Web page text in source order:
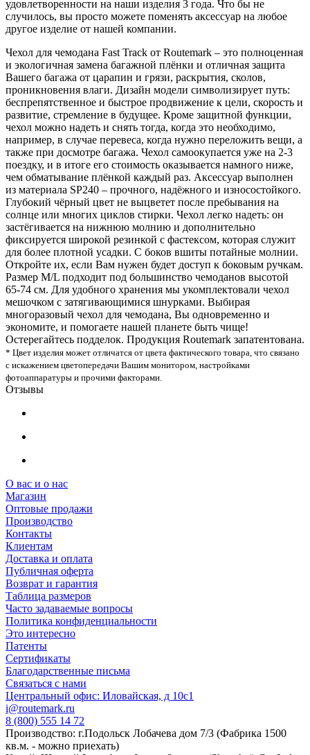
удовлетворенности на наши изделия 3 года. Что бы не
случилось, вы просто можете поменять аксессуар на любое
другое изделие от нашей компании.
Чехол для чемодана Fast Track от Routemark – это полноценная
и экологичная замена багажной плёнки и отличная защита
Вашего багажа от царапин и грязи, раскрытия, сколов,
проникновения влаги. Дизайн модели символизирует путь:
беспрепятственное и быстрое продвижение к цели, скорость и
развитие, стремление в будущее. Кроме защитной функции,
чехол можно надеть и снять тогда, когда это необходимо,
например, в случае перевеса, когда нужно переложить вещи, а
также при досмотре багажа. Чехол самоокупается уже на 2-3
поездку, и в итоге его стоимость оказывается намного ниже,
чем обматывание плёнкой каждый раз. Аксессуар выполнен
из материала SP240 – прочного, надёжного и износостойкого.
Глубокий чёрный цвет не выцветет после пребывания на
солнце или многих циклов стирки. Чехол легко надеть: он
застёгивается на нижнюю молнию и дополнительно
фиксируется широкой резинкой с фастексом, которая служит
для более плотной усадки. С боков вшиты потайные молнии.
Откройте их, если Вам нужен будет доступ к боковым ручкам.
Размер M/L подходит под большинство чемоданов высотой
65-74 см. Для удобного хранения мы укомплектовали чехол
мешочком с затягивающимися шнурками. Выбирая
многоразовый чехол для чемодана, Вы одновременно и
экономите, и помогаете нашей планете быть чище!
Остерегайтесь подделок. Продукция Routemark запатентована.
* Цвет изделия может отличатся от цвета фактического товара, что связано
с искажением цветопередачи Вашим монитором, настройками
фотоаппаратуры и прочими факторами.
Отзывы
О вас и о нас
Магазин
Оптовые продажи
Производство
Контакты
Клиентам
Доставка и оплата
Публичная оферта
Возврат и гарантия
Таблица размеров
Часто задаваемые вопросы
Политика конфиденциальности
Это интересно
Патенты
Сертификаты
Благодарственные письма
Связаться с нами
Центральный офис: Иловайская, д 10с1
i@routemark.ru
8 (800) 555 14 72
Производство: г.Подольск Лобачева дом 7/3 (Фабрика 1500
кв.м. - можно приехать)